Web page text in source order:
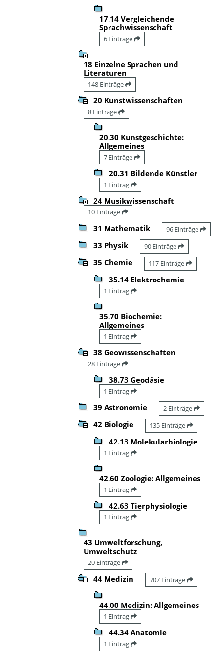
17.14 Vergleichende
Sprachwissenschaft
6 Einträge
18 Einzelne Sprachen und
Literaturen
148 Einträge
20 Kunstwissenschaften
8 Einträge
20.30 Kunstgeschichte:
Allgemeines
7 Einträge
20.31 Bildende Künstler
1 Eintrag
24 Musikwissenschaft
10 Einträge
31 Mathematik 96 Einträge
33 Physik 90 Einträge
35 Chemie 117 Einträge
35.14 Elektrochemie
1 Eintrag
35.70 Biochemie:
Allgemeines
1 Eintrag
38 Geowissenschaften
28 Einträge
38.73 Geodäsie
1 Eintrag
39 Astronomie 2 Einträge
42 Biologie 135 Einträge
42.13 Molekularbiologie
1 Eintrag
42.60 Zoologie: Allgemeines
1 Eintrag
42.63 Tierphysiologie
1 Eintrag
43 Umweltforschung,
Umweltschutz
20 Einträge
44 Medizin 707 Einträge
44.00 Medizin: Allgemeines
1 Eintrag
44.34 Anatomie
1 Eintrag